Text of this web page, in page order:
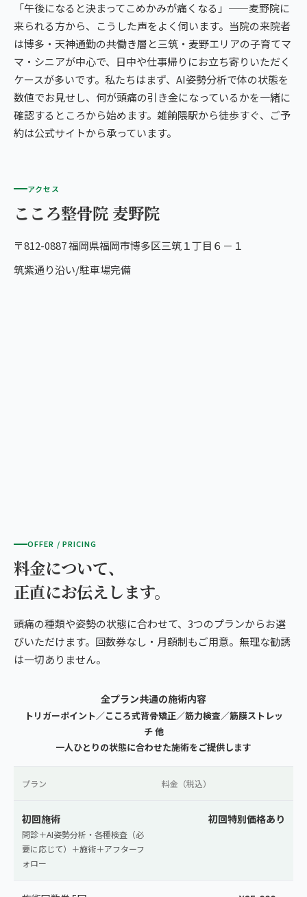
「午後になると決まってこめかみが痛くなる」——麦野院に
来られる方から、こうした声をよく伺います。当院の来院者
は博多・天神通勤の共働き層と三筑・麦野エリアの子育てマ
マ・シニアが中心で、日中や仕事帰りにお立ち寄りいただく
ケースが多いです。私たちはまず、AI姿勢分析で体の状態を
数値でお見せし、何が頭痛の引き金になっているかを一緒に
確認するところから始めます。雑餉隈駅から徒歩すぐ、ご予
約は公式サイトから承っています。
アクセス
こころ整骨院 麦野院
〒812-0887 福岡県福岡市博多区三筑１丁目６－１
筑紫通り沿い/駐車場完備
OFFER / PRICING
料金について、
正直にお伝えします。
頭痛の種類や姿勢の状態に合わせて、3つのプランからお選
びいただけます。回数券なし・月額制もご用意。無理な勧誘
は一切ありません。
全プラン共通の施術内容
トリガーポイント／こころ式背骨矯正／筋力検査／筋膜ストレッ
チ 他
一人ひとりの状態に合わせた施術をご提供します
プラン 料金（税込）
初回施術
問診＋AI姿勢分析・各種検査（必
要に応じて）＋施術＋アフターフ
ォロー
初回特別価格あり